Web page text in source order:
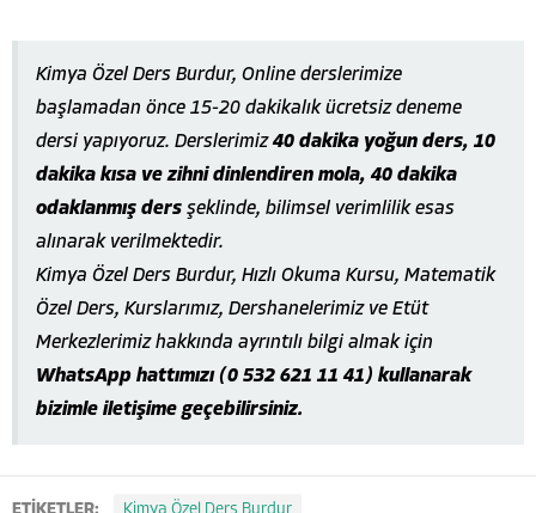
Kimya Özel Ders Burdur, Online derslerimize
başlamadan önce 15-20 dakikalık ücretsiz deneme
dersi yapıyoruz. Derslerimiz40 dakika yoğun ders, 10
dakika kısa ve zihni dinlendiren mola, 40 dakika
odaklanmış ders şeklinde, bilimsel verimlilik esas
alınarak verilmektedir.
Kimya Özel Ders Burdur, Hızlı Okuma Kursu, Matematik
Özel Ders, Kurslarımız, Dershanelerimiz ve Etüt
Merkezlerimiz hakkında ayrıntılı bilgi almak için
WhatsApp hattımızı (0 532 621 11 41) kullanarak
bizimle iletişime geçebilirsiniz.